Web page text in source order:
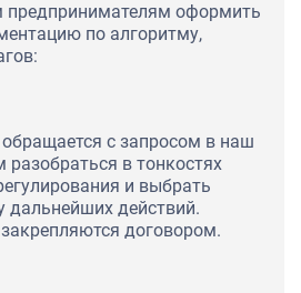
предпринимателям оформить
по алгоритму,
обращается с запросом в наш
в тонкостях
и выбрать
дальнейших действий.
договором.